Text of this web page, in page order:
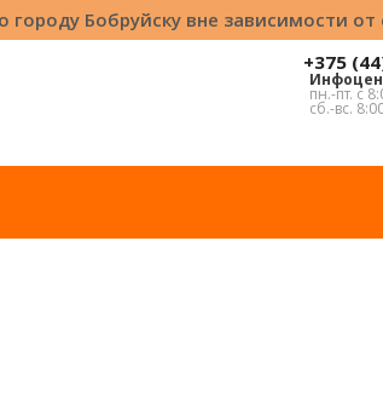
городу Бобруйску вне зависимости
+375
пн.-пт. с
сб.-вс.